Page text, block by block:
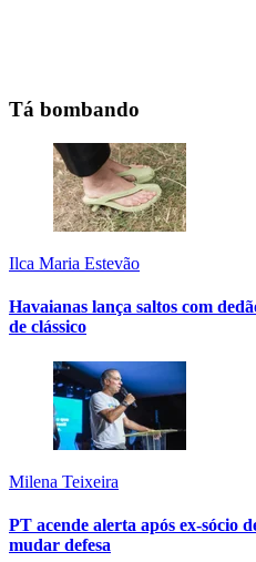
Tá bombando
Ilca Maria Estevão
Havaianas lança saltos com
de clássico
Milena Teixeira
PT acende alerta após ex-sócio
mudar defesa